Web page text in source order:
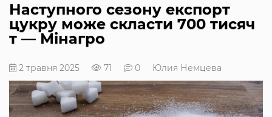
Наступного сезону експорт
цукру може скласти 700 тисяч
т — Мінагро
2 травня 2025 71 0 Юлия Немцева